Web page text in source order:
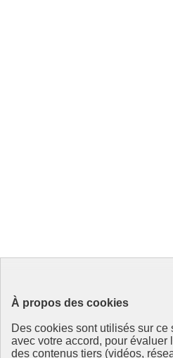
À propos des cookies
Des cookies sont utilisés sur
avec votre accord, pour
des contenus tiers (vidéos,